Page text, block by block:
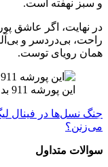
و سبز نهفته است.
در نهایت، اگر عاشق
راحت، بی‌دردسر و
همان رویای توست.
این پورشه 911 بدون یک قطره بنزین غوغا می‌کند!
جنگ نسل‌ها در فینال
می‌زنن؟
سوالات متداول